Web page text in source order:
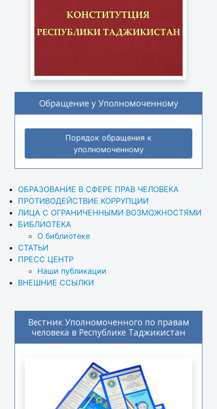
Обращение у Уполномоченному
Порядок обращения к
уполномоченному
ОБРАЗОВАНИЕ В СФЕРЕ ПРАВ ЧЕЛОВЕКА
ПРОТИВОДЕЙСТВИЕ КОРРУПЦИИ
ЛИЦА С ОГРАНИЧЕННЫМИ ВОЗМОЖНОСТЯМИ
БИБЛИОТЕКА
О библиотеке
СТАТЬИ
ПРЕСС ЦЕНТР
Наши публикации
ВНЕШНИЕ ССЫЛКИ
Вестник Уполномоченного по правам
человека в Республике Таджикистан